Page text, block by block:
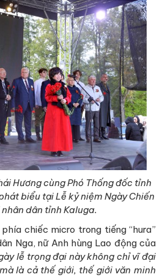
Hương cùng Phó Thống đốc tỉnh
biểu tại Lễ kỷ niệm Ngày Chiến
dân tỉnh Kaluga.
chiếc micro trong tiếng “hura”
Nga, nữ Anh hùng Lao động của
lễ trọng đại này không chỉ vĩ đại
là cả thế giới, thế giới văn minh